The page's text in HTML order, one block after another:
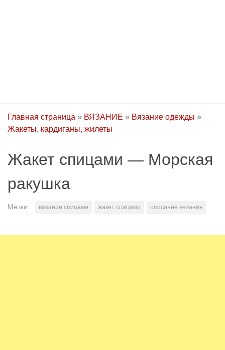
Главная страница » ВЯЗАНИЕ » Вязание одежды »
Жакеты, кардиганы, жилеты
Жакет спицами — Морская
ракушка
Метки: вязание спицами жакет спицами описание вязания